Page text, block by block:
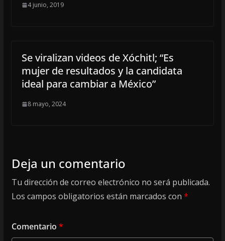
4 junio, 2019
Se viralizan videos de Xóchitl; “Es
mujer de resultados y la candidata
ideal para cambiar a México”
8 mayo, 2024
Deja un comentario
Tu dirección de correo electrónico no será publicada.
Los campos obligatorios están marcados con *
Comentario *